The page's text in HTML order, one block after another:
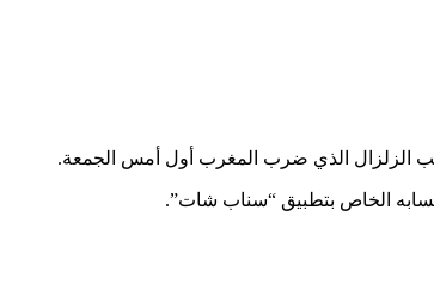
الزلزال الذي ضرب المغرب أول أمس الجمعة.
حسابه الخاص بتطبيق “سناب شات”.